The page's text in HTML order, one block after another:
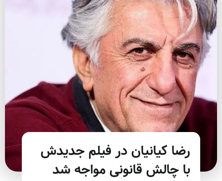
رضا کیانیان در فیلم جدیدش
با چالش قانونی مواجه شد